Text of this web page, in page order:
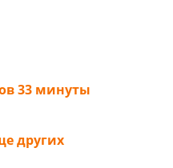
33 минуты
других